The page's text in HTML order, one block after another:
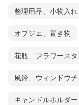
整理用品、小物入れ
オブジェ、置き物
花瓶、フラワースタ
風鈴、ウィンドウ
キャンドルホルダー